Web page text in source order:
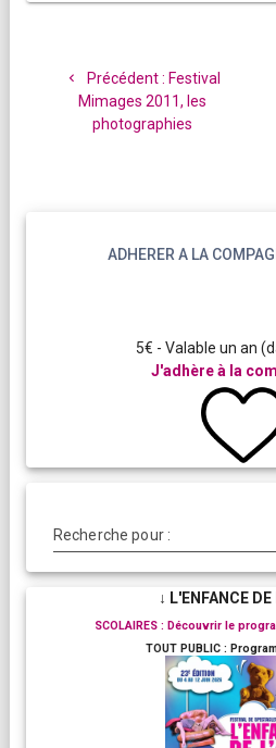
l’article
Précédent : Article
précédent
:
Festival
Mimages 2011, les
photographies
ADHERER A LA
5€ - Valable un an
J'adhère à la
Recherche pour :
↓ L'ENFANCE DE
SCOLAIRES : Découvrir le
TOUT PUBLIC :